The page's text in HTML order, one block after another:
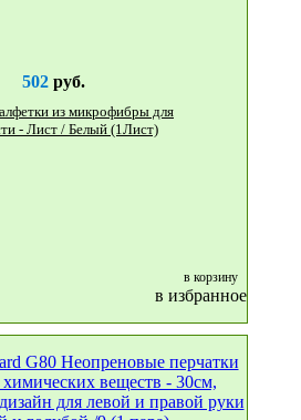
502руб.
подготовки поверхности - Лист / Белый (1Лист)
в корзину
в избранное